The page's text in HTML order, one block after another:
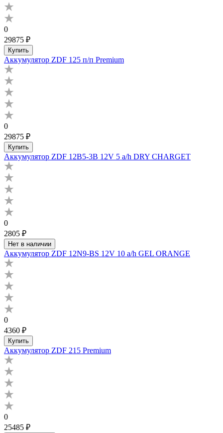
0
29875 ₽
Купить
Аккумулятор ZDF 125 п/п Premium
0
29875 ₽
Купить
Аккумулятор ZDF 12B5-3B 12V 5 a/h DRY CHARGET
0
2805 ₽
Нет в наличии
Аккумулятор ZDF 12N9-BS 12V 10 a/h GEL ORANGE
0
4360 ₽
Купить
Аккумулятор ZDF 215 Premium
0
25485 ₽